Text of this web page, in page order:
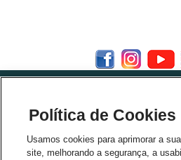
Política de Cookies
Usamos cookies para aprimorar a
site, melhorando a segurança, a